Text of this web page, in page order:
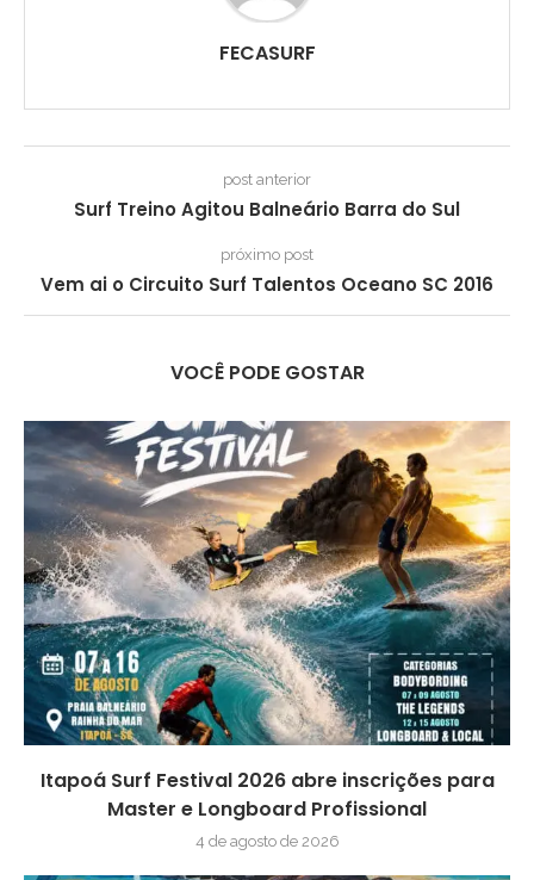
FECASURF
post anterior
Surf Treino Agitou Balneário Barra do Sul
próximo post
Vem ai o Circuito Surf Talentos Oceano SC 2016
VOCÊ PODE GOSTAR
Itapoá Surf Festival 2026 abre inscrições para
Master e Longboard Profissional
4 de agosto de 2026